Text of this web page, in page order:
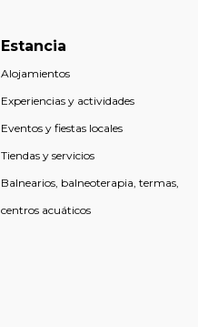
Estancia
Alojamientos
Experiencias y actividades
Eventos y fiestas locales
Tiendas y servicios
Balnearios, balneoterapia, termas,
centros acuáticos